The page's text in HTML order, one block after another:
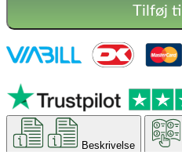
Tilføj
Beskrivelse